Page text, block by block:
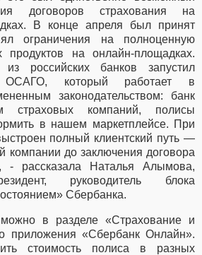
договоров страхования на
В конце апреля был принят
ограничения на полноценную
продуктов на онлайн-площадках.
российских банков запустил
ОСАГО, который работает в
законодательством: банк
страховых компаний, полисы
в нашем маркетплейсе. При
полный клиентский путь —
компании до заключения договора
- рассказала Наталья Алымова,
руководитель блока
Сбербанка.
в разделе «Страхование и
приложения «Сбербанк Онлайн».
стоимость полиса в разных